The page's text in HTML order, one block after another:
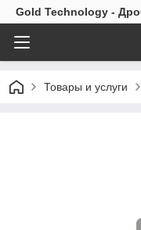
Gold Technology -
Товары и услуги